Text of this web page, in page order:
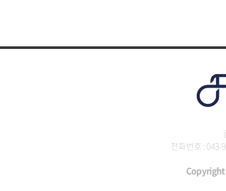
전화번호 : 043-
Copyright